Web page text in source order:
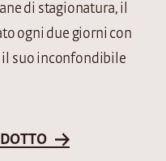
di stagionatura, il
ogni due giorni con
il suo inconfondibile